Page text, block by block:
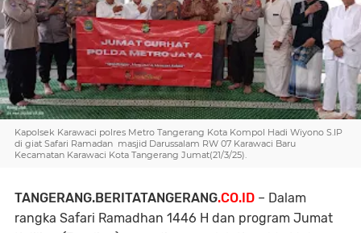
Kapolsek Karawaci polres Metro Tangerang Kota Kompol Hadi Wiyono S.IP
di giat Safari Ramadan masjid Darussalam RW 07 Karawaci Baru
Kecamatan Karawaci Kota Tangerang Jumat(21/3/25).
TANGERANG.BERITATANGERANG.CO.ID – Dalam
rangka Safari Ramadhan 1446 H dan program Jumat